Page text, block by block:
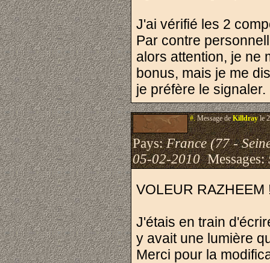
J'ai vérifié les 2
Par contre
alors attention, je ne
bonus, mais je me
je préfère le signaler.
#.Message deKilldrayle
Pays:France (77 -
05-02-2010Messages:
VOLEUR RAZHEEM
J'étais en train
y avait une lumière
Merci pour la